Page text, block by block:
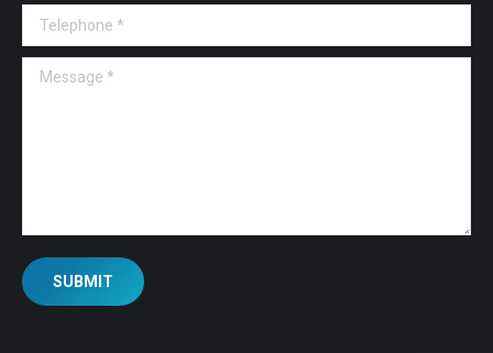
Telephone *
Message *
SUBMIT